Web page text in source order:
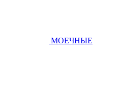
МОЕЧНЫЕ